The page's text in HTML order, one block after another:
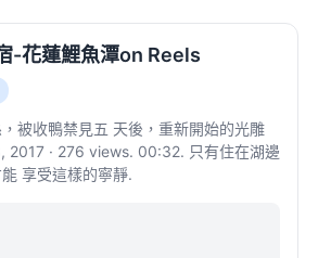
-花蓮鯉魚潭on Reels
被收鴨禁見五 天後，重新開始的光雕
2017 · 276 views. 00:32. 只有住在湖邊
享受這樣的寧靜.